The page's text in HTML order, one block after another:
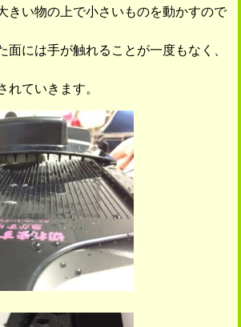
きい物の上で小さいものを動かすので
面には手が触れることが一度もなく、
れていきます。